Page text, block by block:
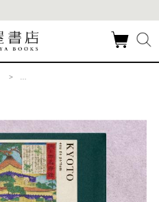
>